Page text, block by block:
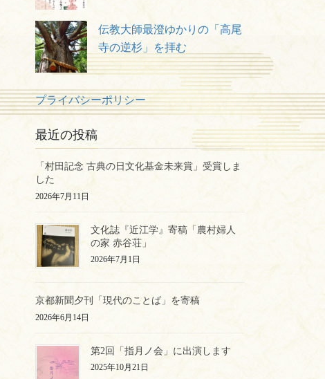
伝教大師最澄ゆかりの「高尾
寺の逆杉」を拝む
プライバシーポリシー
最近の投稿
「村田記念 古典の日文化基金未来賞」受賞しま
した
2026年7月11日
文化誌『近江学』寄稿「農村婦人
の家 赤谷荘」
2026年7月1日
京都新聞夕刊「現代のことば」を寄稿
2026年6月14日
第2回「指月ノ会」に出演します
2025年10月21日